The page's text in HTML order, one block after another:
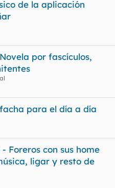
de la aplicación
por fascículos,
para el día a día
Foreros con sus home
ligar y resto de